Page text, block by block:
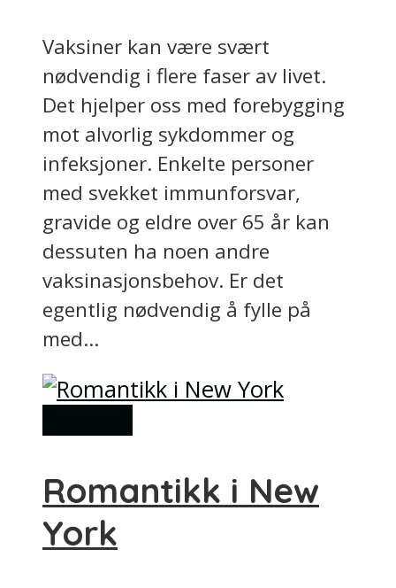
Vaksiner kan være svært
nødvendig i flere faser av livet.
Det hjelper oss med forebygging
mot alvorlig sykdommer og
infeksjoner. Enkelte personer
med svekket immunforsvar,
gravide og eldre over 65 år kan
dessuten ha noen andre
vaksinasjonsbehov. Er det
egentlig nødvendig å fylle på
med...
Romantikk i New
York